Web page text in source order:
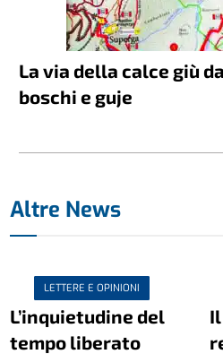
La via della calce giù
boschi e guje
Altre News
LETTERE E OPINIONI
L’inquietudine del
tempo liberato